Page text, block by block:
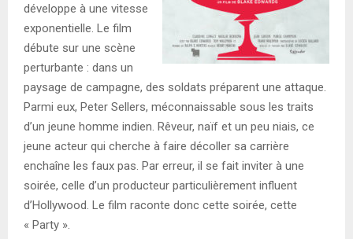
développe à une vitesse
exponentielle. Le film
débute sur une scène
perturbante : dans un
paysage de campagne, des soldats préparent une attaque.
Parmi eux, Peter Sellers, méconnaissable sous les traits
d’un jeune homme indien. Rêveur, naïf et un peu niais, ce
jeune acteur qui cherche à faire décoller sa carrière
enchaîne les faux pas. Par erreur, il se fait inviter à une
soirée, celle d’un producteur particulièrement influent
d’Hollywood. Le film raconte donc cette soirée, cette
« Party ».